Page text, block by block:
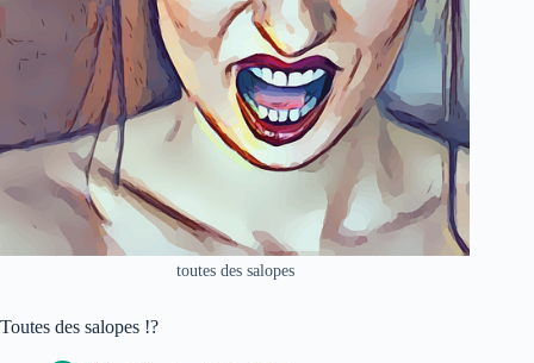
toutes des salopes
Toutes des salopes !?